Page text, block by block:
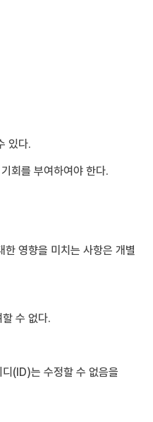
있다.
회를 부여하여야 한다.
영향을 미치는 사항은 개별
수 없다.
(ID)는 수정할 수 없음을